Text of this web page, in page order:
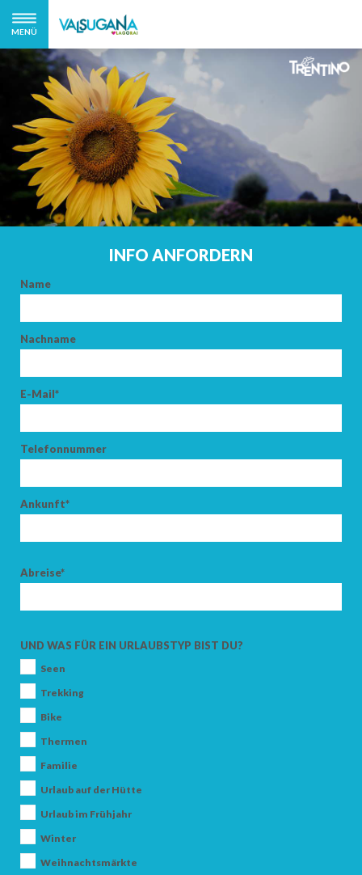
MENÜ
INFO ANFORDERN
Name
Nachname
E-Mail*
Telefonnummer
Ankunft*
Abreise*
UND WAS FÜR EIN URLAUBSTYP BIST DU?
Seen
Trekking
Bike
Thermen
Familie
Urlaub auf der Hütte
Urlaub im Frühjahr
Winter
Weihnachtsmärkte